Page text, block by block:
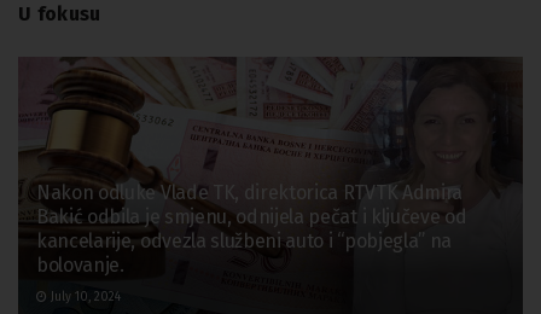
U fokusu
Nakon odluke Vlade TK, direktorica RTVTK Admira
Bakić odbila je smjenu, odnijela pečat i ključeve od
kancelarije, odvezla službeni auto i “pobjegla” na
bolovanje.
July 10, 2024